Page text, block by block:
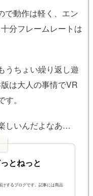
で動作は軽く、エン
分フレームレートは
うちょい繰り返し遊
は大人の事情でVR
。
しいんだよなあ…
とねっと
けするブログです。記事には商品